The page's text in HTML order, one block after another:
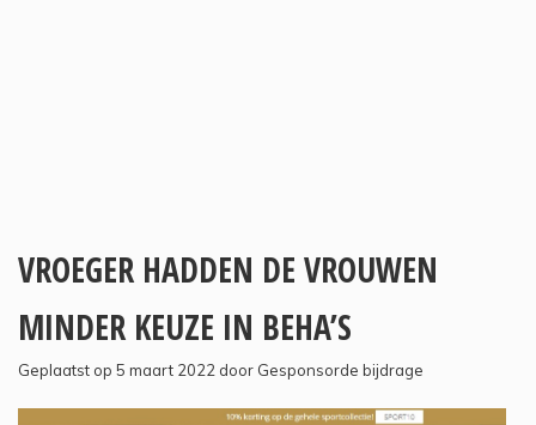
VROEGER HADDEN DE VROUWEN
MINDER KEUZE IN BEHA’S
Geplaatst op 5 maart 2022 door Gesponsorde bijdrage